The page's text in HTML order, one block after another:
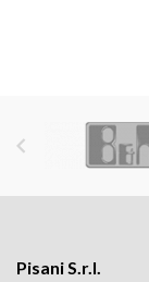

Pisani S.r.l.